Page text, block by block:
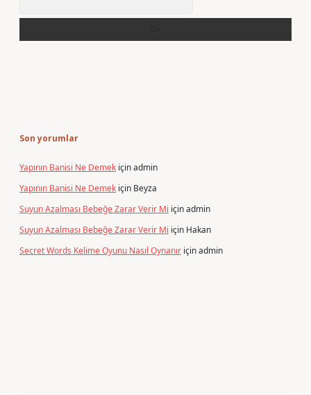
Son yorumlar
Yapının Banisi Ne Demek içinadmin
Yapının Banisi Ne Demek için Beyza
Suyun Azalması Bebeğe Zarar Verir Mi içinadmin
Suyun Azalması Bebeğe Zarar Verir Mi için Hakan
Secret Words Kelime Oyunu Nasıl Oynanır içinadmin